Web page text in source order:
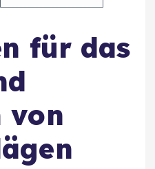
für das
von